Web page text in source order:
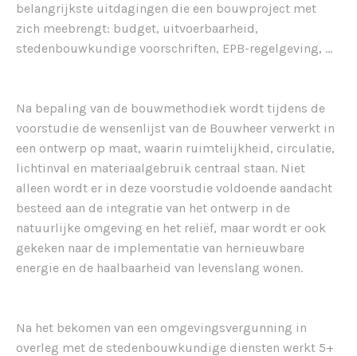
belangrijkste uitdagingen die een bouwproject met
zich meebrengt: budget, uitvoerbaarheid,
stedenbouwkundige voorschriften, EPB-regelgeving, …
Na bepaling van de bouwmethodiek wordt tijdens de
voorstudie de wensenlijst van de Bouwheer verwerkt in
een ontwerp op maat, waarin ruimtelijkheid, circulatie,
lichtinval en materiaalgebruik centraal staan. Niet
alleen wordt er in deze voorstudie voldoende aandacht
besteed aan de integratie van het ontwerp in de
natuurlijke omgeving en het reliëf, maar wordt er ook
gekeken naar de implementatie van hernieuwbare
energie en de haalbaarheid van levenslang wonen.
Na het bekomen van een omgevingsvergunning in
overleg met de stedenbouwkundige diensten werkt 5+